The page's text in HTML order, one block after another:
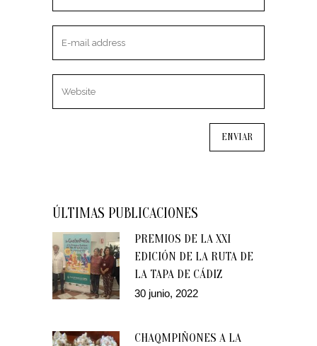
ÚLTIMAS PUBLICACIONES
PREMIOS DE LA XXI
EDICIÓN DE LA RUTA DE
LA TAPA DE CÁDIZ
30 junio, 2022
CHAQMPIÑONES A LA